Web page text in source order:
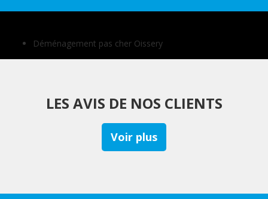
Déménagement pas cher Oissery
LES AVIS DE NOS CLIENTS
Voir plus